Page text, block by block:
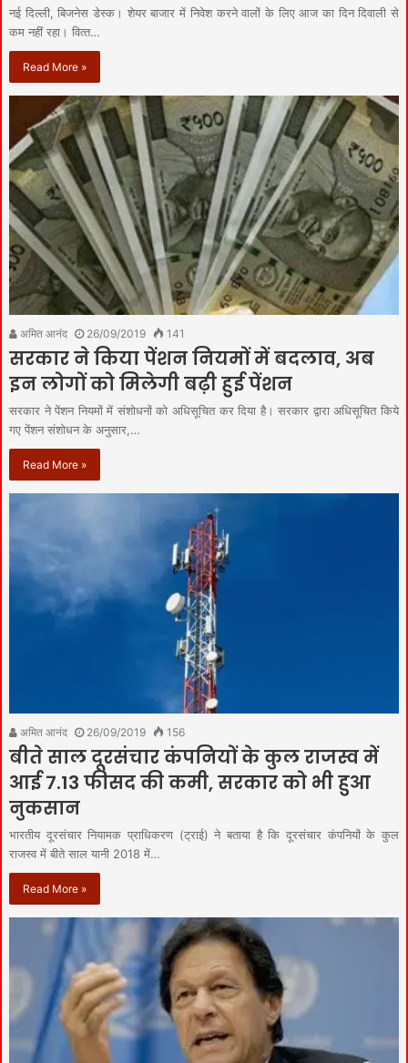
नई दिल्‍ली, बिजनेस डेस्‍क। शेयर बाजार में निवेश करने वालों के लिए आज का दिन दिवाली से
कम नहीं रहा। वित्‍त…
Read More »
अमित आनंद 26/09/2019 141
सरकार ने किया पेंशन नियमों में बदलाव, अब
इन लोगों को मिलेगी बढ़ी हुई पेंशन
सरकार ने पेंशन नियमों में संशोधनों को अधिसूचित कर दिया है। सरकार द्वारा अधिसूचित किये
गए पेंशन संशोधन के अनुसार,…
Read More »
अमित आनंद 26/09/2019 156
बीते साल दूरसंचार कंपनियों के कुल राजस्व में
आई 7.13 फीसद की कमी, सरकार को भी हुआ
नुकसान
भारतीय दूरसंचार नियामक प्राधिकरण (ट्राई) ने बताया है कि दूरसंचार कंपनियों के कुल
राजस्व में बीते साल यानी 2018 में…
Read More »